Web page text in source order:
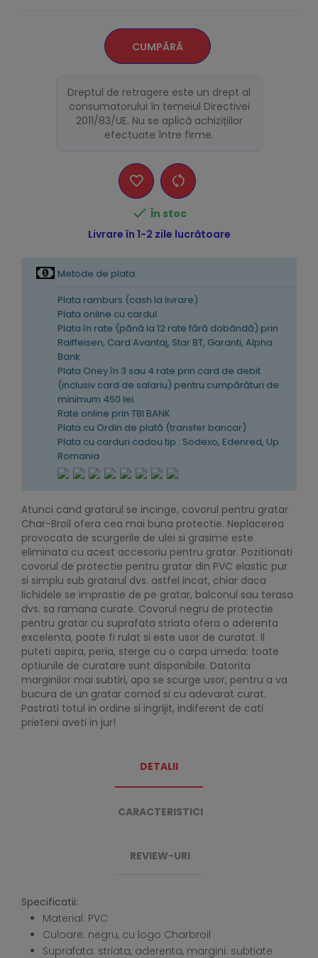
CUMPĂRĂ
Dreptul de retragere este un drept al
consumatorului în temeiul Directivei
2011/83/UE. Nu se aplică achizițiilor
efectuate între firme.
 În stoc
Livrare în 1-2 zile lucrătoare
Metode de plata:
Plata ramburs (cash la livrare)
Plata online cu cardul
Plata în rate (pănă la 12 rate fără dobândă) prin
Raiffeisen, Card Avantaj, Star BT, Garanti, Alpha
Bank
Plata Oney în 3 sau 4 rate prin card de debit
(inclusiv card de salariu) pentru cumpărături de
minimum 450 lei.
Rate online prin TBI BANK
Plata cu Ordin de plată (transfer bancar)
Plata cu carduri cadou tip : Sodexo, Edenred, Up
Romania
Atunci cand gratarul se incinge, covorul pentru gratar
Char-Broil ofera cea mai buna protectie. Neplacerea
provocata de scurgerile de ulei si grasime este
eliminata cu acest accesoriu pentru gratar. Pozitionati
covorul de protectie pentru gratar din PVC elastic pur
si simplu sub gratarul dvs. astfel incat, chiar daca
lichidele se imprastie de pe gratar, balconul sau terasa
dvs. sa ramana curate. Covorul negru de protectie
pentru gratar cu suprafata striata ofera o aderenta
excelenta, poate fi rulat si este usor de curatat. Il
puteti aspira, peria, sterge cu o carpa umeda: toate
optiunile de curatare sunt disponibile. Datorita
marginilor mai subtiri, apa se scurge usor, pentru a va
bucura de un gratar comod si cu adevarat curat.
Pastrati totul in ordine si ingrijit, indiferent de cati
prieteni aveti in jur!
DETALII
CARACTERISTICI
REVIEW-URI
Specificatii:
Material: PVC
Culoare: negru, cu logo Charbroil
Suprafata: striata, aderenta, margini: subtiate